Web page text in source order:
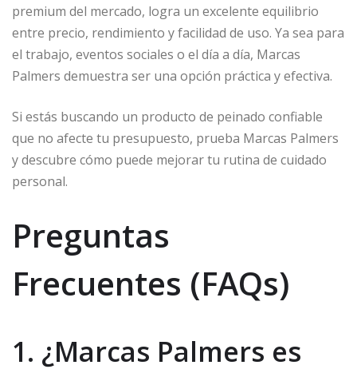
premium del mercado, logra un excelente equilibrio
entre precio, rendimiento y facilidad de uso. Ya sea para
el trabajo, eventos sociales o el día a día, Marcas
Palmers demuestra ser una opción práctica y efectiva.
Si estás buscando un producto de peinado confiable
que no afecte tu presupuesto, prueba Marcas Palmers
y descubre cómo puede mejorar tu rutina de cuidado
personal.
Preguntas
Frecuentes (FAQs)
1. ¿Marcas Palmers es